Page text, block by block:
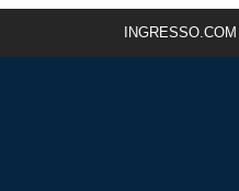
INGRESSO.COM